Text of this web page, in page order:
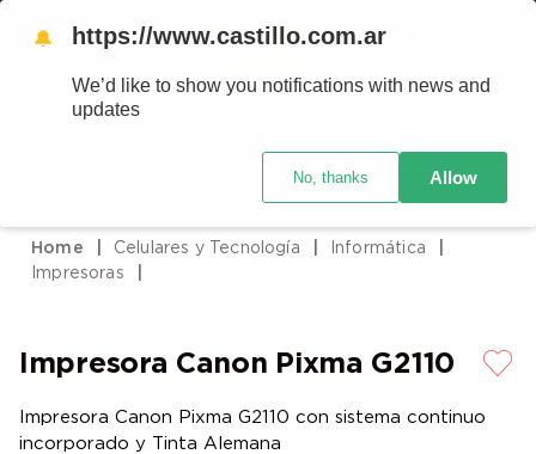
Buscar
Crédito Castillo
Celulares y Tecnología
Informática
Impresoras
Impresora Canon Pixma G2110
Impresora Canon Pixma G2110 con sistema continuo
incorporado y Tinta Alemana
2.
heladera
.
6.
cocina
🔔 https://www.castillo.com.ar
We’d like to show you notifications with news and
updates
No, thanks Allow